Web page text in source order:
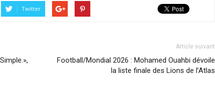
Twitter
Article suivant
Football/Mondial 2026 : Mohamed Ouahbi dévoile
la liste finale des Lions de l’Atlas